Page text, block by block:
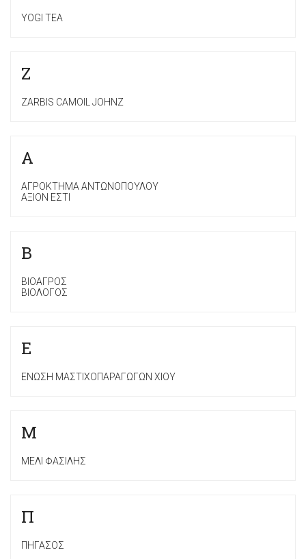
YOGI TEA
Z
ZARBIS CAMOIL JOHNZ
Α
ΑΓΡΟΚΤΗΜΑ ΑΝΤΩΝΟΠΟΥΛΟΥ
ΑΞΙΟΝ ΕΣΤΙ
Β
ΒΙΟΑΓΡΟΣ
ΒΙΟΛΟΓΟΣ
Ε
ΕΝΩΣΗ ΜΑΣΤΙΧΟΠΑΡΑΓΩΓΩΝ ΧΙΟΥ
Μ
ΜΕΛΙ ΦΑΣΙΛΗΣ
Π
ΠΗΓΑΣΟΣ